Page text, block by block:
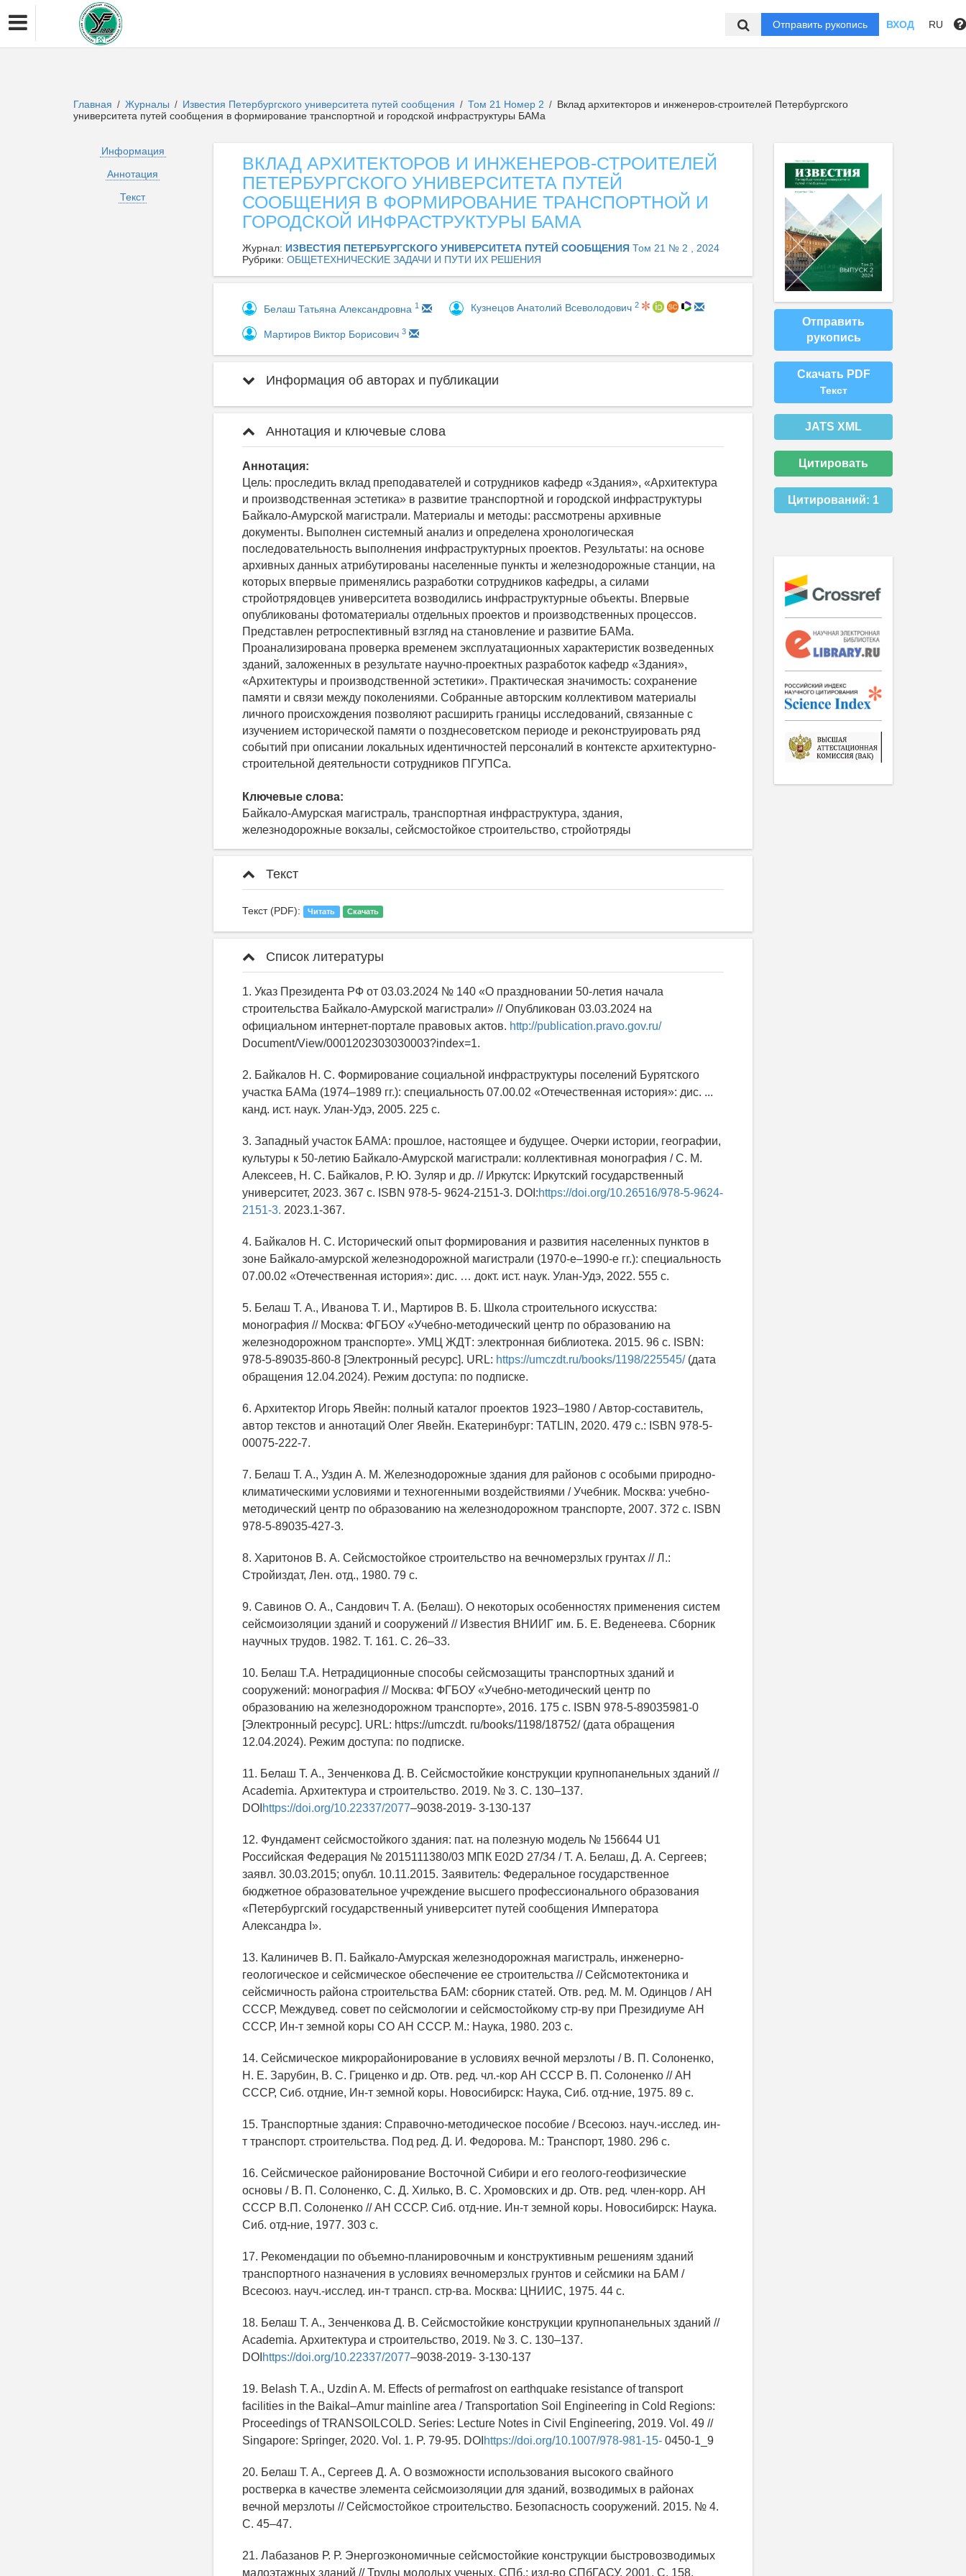
Отправить рукопись ВХОД RU
Главная / Журналы / Известия Петербургского университета путей сообщения / Том 21 Номер 2 / Вклад архитекторов и инженеров-строителей Петербургского
университета путей сообщения в формирование транспортной и городской инфраструктуры БАМа
Информация
Аннотация
Текст
ВКЛАД АРХИТЕКТОРОВ И ИНЖЕНЕРОВ-СТРОИТЕЛЕЙ
ПЕТЕРБУРГСКОГО УНИВЕРСИТЕТА ПУТЕЙ
СООБЩЕНИЯ В ФОРМИРОВАНИЕ ТРАНСПОРТНОЙ И
ГОРОДСКОЙ ИНФРАСТРУКТУРЫ БАМА
Журнал: ИЗВЕСТИЯ ПЕТЕРБУРГСКОГО УНИВЕРСИТЕТА ПУТЕЙ СООБЩЕНИЯ Том 21 № 2 , 2024
Рубрики: ОБЩЕТЕХНИЧЕСКИЕ ЗАДАЧИ И ПУТИ ИХ РЕШЕНИЯ
Белаш Татьяна Александровна 1 Кузнецов Анатолий Всеволодович 2
Мартиров Виктор Борисович 3
Информация об авторах и публикации
Аннотация и ключевые слова
Аннотация:
Цель: проследить вклад преподавателей и сотрудников кафедр «Здания», «Архитектура
и производственная эстетика» в развитие транспортной и городской инфраструктуры
Байкало-Амурской магистрали. Материалы и методы: рассмотрены архивные
документы. Выполнен системный анализ и определена хронологическая
последовательность выполнения инфраструктурных проектов. Результаты: на основе
архивных данных атрибутированы населенные пункты и железнодорожные станции, на
которых впервые применялись разработки сотрудников кафедры, а силами
стройотрядовцев университета возводились инфраструктурные объекты. Впервые
опубликованы фотоматериалы отдельных проектов и производственных процессов.
Представлен ретроспективный взгляд на становление и развитие БАМа.
Проанализирована проверка временем эксплуатационных характеристик возведенных
зданий, заложенных в результате научно-проектных разработок кафедр «Здания»,
«Архитектуры и производственной эстетики». Практическая значимость: сохранение
памяти и связи между поколениями. Собранные авторским коллективом материалы
личного происхождения позволяют расширить границы исследований, связанные с
изучением исторической памяти о позднесоветском периоде и реконструировать ряд
событий при описании локальных идентичностей персоналий в контексте архитектурно-
строительной деятельности сотрудников ПГУПСа.
Ключевые слова:
Байкало-Амурская магистраль, транспортная инфраструктура, здания,
железнодорожные вокзалы, сейсмостойкое строительство, стройотряды
Текст
Текст (PDF): Читать Скачать
Список литературы
1. Указ Президента РФ от 03.03.2024 № 140 «О праздновании 50-летия начала
строительства Байкало-Амурской магистрали» // Опубликован 03.03.2024 на
официальном интернет-портале правовых актов. http://publication.pravo.gov.ru/
Document/View/0001202303030003?index=1.
2. Байкалов Н. С. Формирование социальной инфраструктуры поселений Бурятского
участка БАМа (1974–1989 гг.): специальность 07.00.02 «Отечественная история»: дис. ...
канд. ист. наук. Улан-Удэ, 2005. 225 с.
3. Западный участок БАМА: прошлое, настоящее и будущее. Очерки истории, географии,
культуры к 50-летию Байкало-Амурской магистрали: коллективная монография / С. М.
Алексеев, Н. С. Байкалов, Р. Ю. Зуляр и др. // Иркутск: Иркутский государственный
университет, 2023. 367 с. ISBN 978-5- 9624-2151-3. DOI:https://doi.org/10.26516/978-5-9624-
2151-3. 2023.1-367.
4. Байкалов Н. С. Исторический опыт формирования и развития населенных пунктов в
зоне Байкало-амурской железнодорожной магистрали (1970-е–1990-е гг.): специальность
07.00.02 «Отечественная история»: дис. … докт. ист. наук. Улан-Удэ, 2022. 555 с.
5. Белаш Т. А., Иванова Т. И., Мартиров В. Б. Школа строительного искусства:
монография // Москва: ФГБОУ «Учебно-методический центр по образованию на
железнодорожном транспорте». УМЦ ЖДТ: электронная библиотека. 2015. 96 с. ISBN:
978-5-89035-860-8 [Электронный ресурс]. URL: https://umczdt.ru/books/1198/225545/(дата
обращения 12.04.2024). Режим доступа: по подписке.
6. Архитектор Игорь Явейн: полный каталог проектов 1923–1980 / Автор-составитель,
автор текстов и аннотаций Олег Явейн. Екатеринбург: TATLIN, 2020. 479 с.: ISBN 978-5-
00075-222-7.
7. Белаш Т. А., Уздин А. М. Железнодорожные здания для районов с особыми природно-
климатическими условиями и техногенными воздействиями / Учебник. Москва: учебно-
методический центр по образованию на железнодорожном транспорте, 2007. 372 с. ISBN
978-5-89035-427-3.
8. Харитонов В. А. Сейсмостойкое строительство на вечномерзлых грунтах // Л.:
Стройиздат, Лен. отд., 1980. 79 с.
9. Савинов О. А., Сандович Т. А. (Белаш). О некоторых особенностях применения систем
сейсмоизоляции зданий и сооружений // Известия ВНИИГ им. Б. Е. Веденеева. Сборник
научных трудов. 1982. Т. 161. С. 26–33.
10. Белаш Т.А. Нетрадиционные способы сейсмозащиты транспортных зданий и
сооружений: монография // Москва: ФГБОУ «Учебно-методический центр по
образованию на железнодорожном транспорте», 2016. 175 с. ISBN 978-5-89035981-0
[Электронный ресурс]. URL: https://umczdt. ru/books/1198/18752/ (дата обращения
12.04.2024). Режим доступа: по подписке.
11. Белаш Т. А., Зенченкова Д. В. Сейсмостойкие конструкции крупнопанельных зданий //
Academia. Архитектура и строительство. 2019. № 3. С. 130–137.
DOI https://doi.org/10.22337/2077–9038-2019- 3-130-137
12. Фундамент сейсмостойкого здания: пат. на полезную модель № 156644 U1
Российская Федерация № 2015111380/03 МПК E02D 27/34 / Т. А. Белаш, Д. А. Сергеев;
заявл. 30.03.2015; опубл. 10.11.2015. Заявитель: Федеральное государственное
бюджетное образовательное учреждение высшего профессионального образования
«Петербургский государственный университет путей сообщения Императора
Александра I».
13. Калиничев В. П. Байкало-Амурская железнодорожная магистраль, инженерно-
геологическое и сейсмическое обеспечение ее строительства // Сейсмотектоника и
сейсмичность района строительства БАМ: сборник статей. Отв. ред. М. М. Одинцов / АН
СССР, Междувед. совет по сейсмологии и сейсмостойкому стр-ву при Президиуме АН
СССР, Ин-т земной коры СО АН СССР. М.: Наука, 1980. 203 с.
14. Сейсмическое микрорайонирование в условиях вечной мерзлоты / В. П. Солоненко,
Н. Е. Зарубин, В. С. Гриценко и др. Отв. ред. чл.-кор АН СССР В. П. Солоненко // АН
СССР, Сиб. отдние, Ин-т земной коры. Новосибирск: Наука, Сиб. отд-ние, 1975. 89 с.
15. Транспортные здания: Справочно-методическое пособие / Всесоюз. науч.-исслед. ин-
т транспорт. строительства. Под ред. Д. И. Федорова. М.: Транспорт, 1980. 296 с.
16. Сейсмическое районирование Восточной Сибири и его геолого-геофизические
основы / В. П. Солоненко, С. Д. Хилько, В. С. Хромовских и др. Отв. ред. член-корр. АН
СССР В.П. Солоненко // АН СССР. Сиб. отд-ние. Ин-т земной коры. Новосибирск: Наука.
Сиб. отд-ние, 1977. 303 с.
17. Рекомендации по объемно-планировочным и конструктивным решениям зданий
транспортного назначения в условиях вечномерзлых грунтов и сейсмики на БАМ /
Всесоюз. науч.-исслед. ин-т трансп. стр-ва. Москва: ЦНИИС, 1975. 44 с.
18. Белаш Т. А., Зенченкова Д. В. Сейсмостойкие конструкции крупнопанельных зданий //
Academia. Архитектура и строительство, 2019. № 3. С. 130–137.
DOI https://doi.org/10.22337/2077–9038-2019- 3-130-137
19. Belash T. A., Uzdin A. M. Effects of permafrost on earthquake resistance of transport
facilities in the Baikal–Amur mainline area / Transportation Soil Engineering in Cold Regions:
Proceedings of TRANSOILCOLD. Series: Lecture Notes in Civil Engineering, 2019. Vol. 49 //
Singapore: Springer, 2020. Vol. 1. P. 79-95. DOI https://doi.org/10.1007/978-981-15- 0450-1_9
20. Белаш Т. А., Сергеев Д. А. О возможности использования высокого свайного
ростверка в качестве элемента сейсмоизоляции для зданий, возводимых в районах
вечной мерзлоты // Сейсмостойкое строительство. Безопасность сооружений. 2015. № 4.
С. 45–47.
21. Лабазанов Р. Р. Энергоэкономичные сейсмостойкие конструкции быстровозводимых
малоэтажных зданий // Труды молодых ученых. СПб.: изд-во СПбГАСУ. 2001. С. 158.
Отправить
рукопись
Скачать PDF
Текст
JATS XML
Цитировать
Цитирований: 1